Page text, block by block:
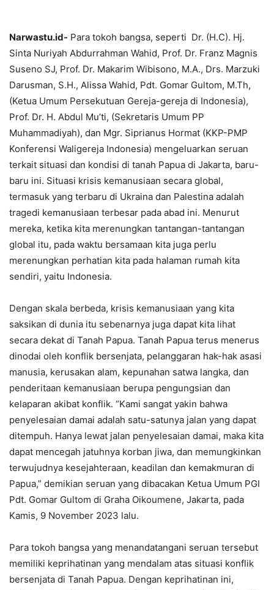
Narwastu.id- Para tokoh bangsa, seperti Dr. (H.C). Hj.
Sinta Nuriyah Abdurrahman Wahid, Prof. Dr. Franz Magnis
Suseno SJ, Prof. Dr. Makarim Wibisono, M.A., Drs. Marzuki
Darusman, S.H., Alissa Wahid, Pdt. Gomar Gultom, M.Th,
(Ketua Umum Persekutuan Gereja-gereja di Indonesia),
Prof. Dr. H. Abdul Mu’ti, (Sekretaris Umum PP
Muhammadiyah), dan Mgr. Siprianus Hormat (KKP-PMP
Konferensi Waligereja Indonesia) mengeluarkan seruan
terkait situasi dan kondisi di tanah Papua di Jakarta, baru-
baru ini. Situasi krisis kemanusiaan secara global,
termasuk yang terbaru di Ukraina dan Palestina adalah
tragedi kemanusiaan terbesar pada abad ini. Menurut
mereka, ketika kita merenungkan tantangan-tantangan
global itu, pada waktu bersamaan kita juga perlu
merenungkan perhatian kita pada halaman rumah kita
sendiri, yaitu Indonesia.
Dengan skala berbeda, krisis kemanusiaan yang kita
saksikan di dunia itu sebenarnya juga dapat kita lihat
secara dekat di Tanah Papua. Tanah Papua terus menerus
dinodai oleh konflik bersenjata, pelanggaran hak-hak asasi
manusia, kerusakan alam, kepunahan satwa langka, dan
penderitaan kemanusiaan berupa pengungsian dan
kelaparan akibat konflik. “Kami sangat yakin bahwa
penyelesaian damai adalah satu-satunya jalan yang dapat
ditempuh. Hanya lewat jalan penyelesaian damai, maka kita
dapat mencegah jatuhnya korban jiwa, dan memungkinkan
terwujudnya kesejahteraan, keadilan dan kemakmuran di
Papua,” demikian seruan yang dibacakan Ketua Umum PGI
Pdt. Gomar Gultom di Graha Oikoumene, Jakarta, pada
Kamis, 9 November 2023 lalu.
Para tokoh bangsa yang menandatangani seruan tersebut
memiliki keprihatinan yang mendalam atas situasi konflik
bersenjata di Tanah Papua. Dengan keprihatinan ini,